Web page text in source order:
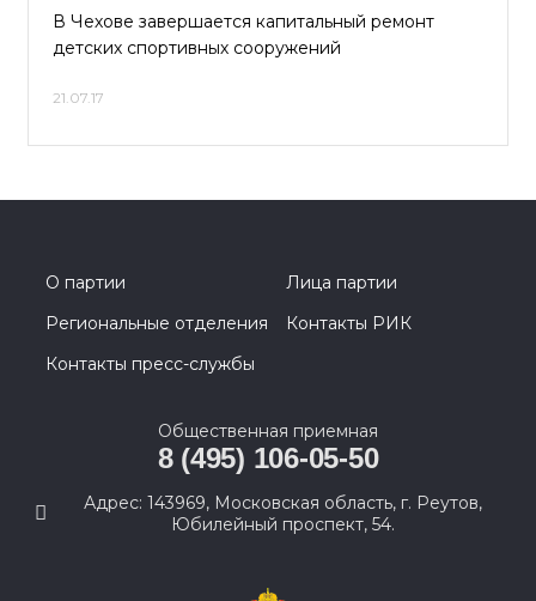
В Чехове завершается капитальный ремонт
детских спортивных сооружений
21.07.17
О партии
Лица партии
Региональные отделения
Контакты РИК
Контакты пресс-службы
Общественная приемная
8 (495) 106-05-50
Адрес: 143969, Московская область, г. Реутов,
Юбилейный проспект, 54.